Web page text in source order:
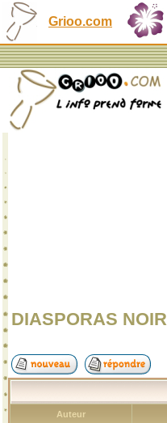
Grioo.com
DIASPORAS
Auteur